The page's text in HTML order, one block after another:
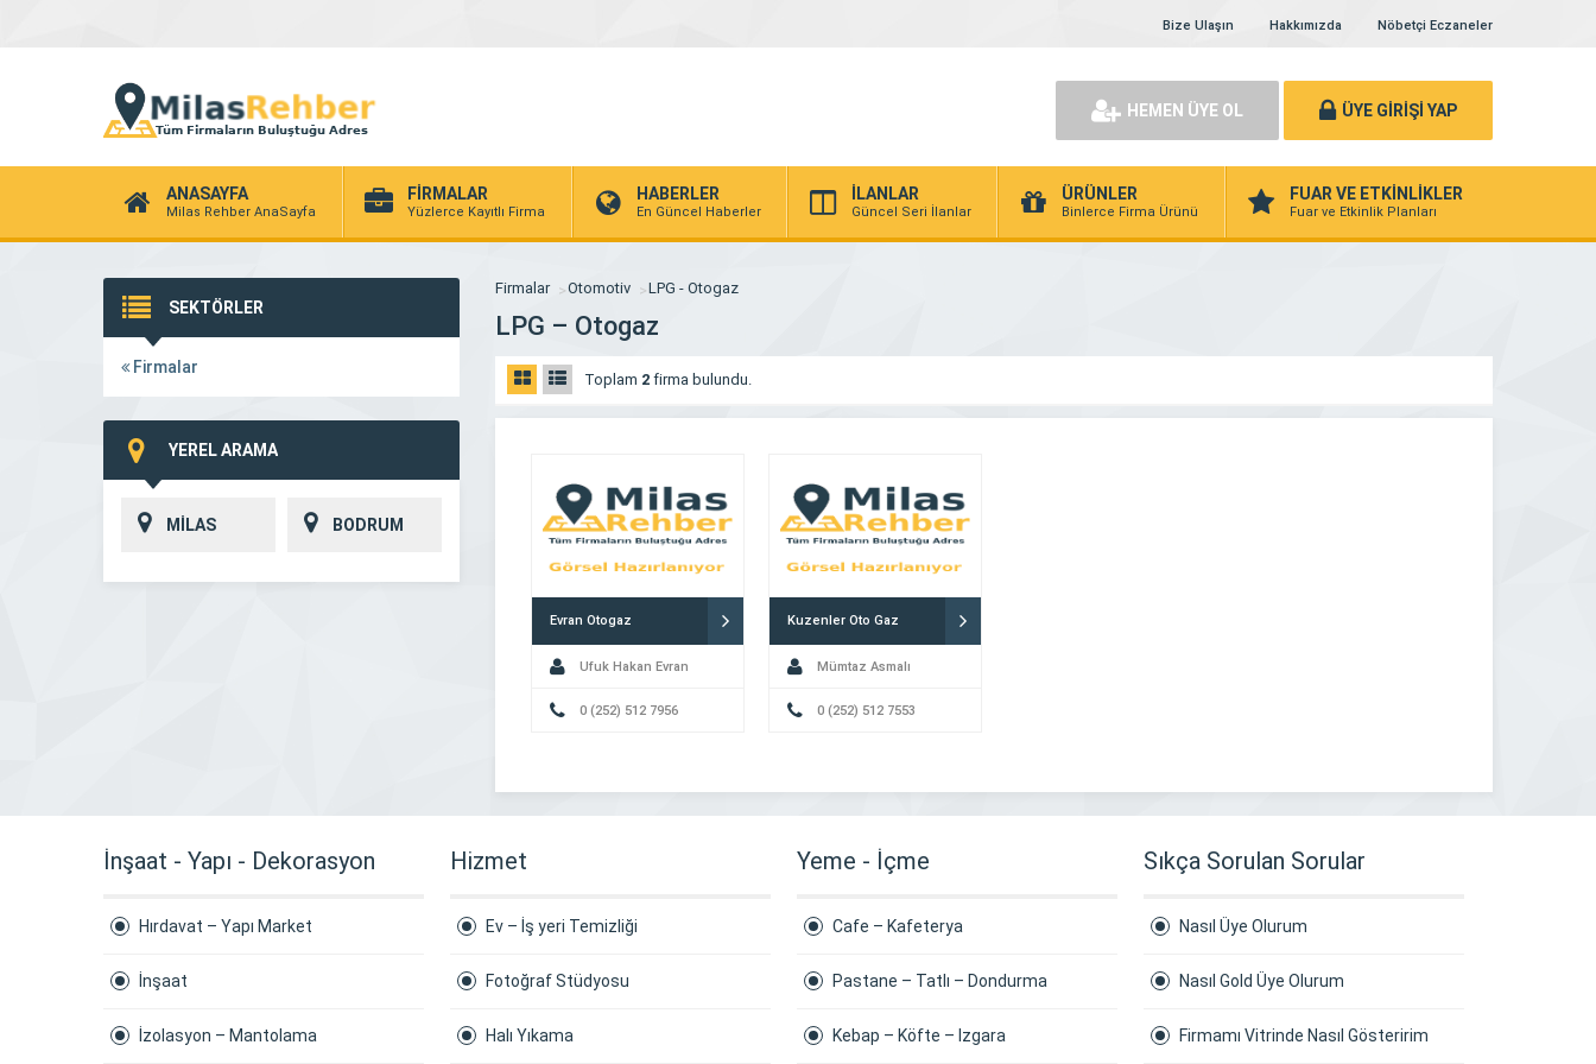
Bize Ulaşın Hakkımızda Nöbetçi Eczaneler
HEMEN ÜYE OL ÜYE GİRİŞİ YAP
ANASAYFA
Milas Rehber AnaSayfa
FİRMALAR
Yüzlerce Kayıtlı Firma
HABERLER
En Güncel Haberler
İLANLAR
Güncel Seri İlanlar
ÜRÜNLER
Binlerce Firma Ürünü
FUAR VE ETKİNLİKLER
Fuar ve Etkinlik Planları
SEKTÖRLER
Firmalar
YEREL ARAMA
MİLAS BODRUM
Firmalar Otomotiv LPG - Otogaz
LPG – Otogaz
Toplam 2 firma bulundu.
Evran Otogaz
Ufuk Hakan Evran
0 (252) 512 7956
Kuzenler Oto Gaz
Mümtaz Asmalı
0 (252) 512 7553
İnşaat - Yapı - Dekorasyon
Hırdavat – Yapı Market
İnşaat
İzolasyon – Mantolama
Hizmet
Ev – İş yeri Temizliği
Fotoğraf Stüdyosu
Halı Yıkama
Yeme - İçme
Cafe – Kafeterya
Pastane – Tatlı – Dondurma
Kebap – Köfte – Izgara
Sıkça Sorulan Sorular
Nasıl Üye Olurum
Nasıl Gold Üye Olurum
Firmamı Vitrinde Nasıl Gösteririm